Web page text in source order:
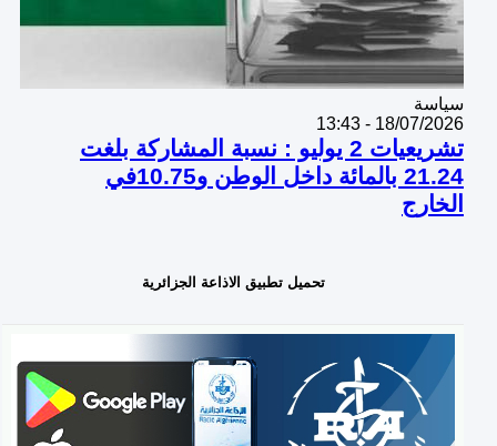
Catégorie
سياسة
18/07/2026 - 13:43
تشريعيات 2 يوليو : نسبة المشاركة بلغت
21.24 بالمائة داخل الوطن و10.75في
الخارج
تحميل تطبيق الاذاعة الجزائرية